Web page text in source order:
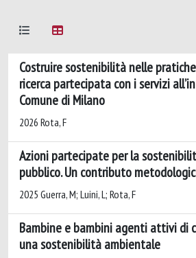
Costruire sostenibilità nelle
ricerca partecipata con i servizi
Comune di Milano
2026 Rota, F
Azioni partecipate per la
pubblico. Un contributo
2025 Guerra, M; Luini, L; Rota, F
Bambine e bambini agenti attivi di
una sostenibilità ambientale